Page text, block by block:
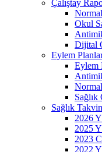
Çalıştay
Okul
Dijital
Eylem
Eylem
Sağlık
Sağlık
2026
2025
2023
2022